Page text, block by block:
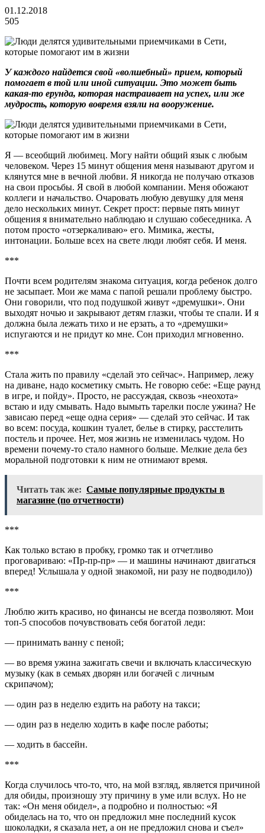
01.12.2018
505
У каждого найдется свой «волшебный» прием, который
помогает в той или иной ситуации. Это может быть
какая-то ерунда, которая настраивает на успех, или же
мудрость, которую вовремя взяли на вооружение.
Я — всеобщий любимец. Могу найти общий язык с любым
человеком. Через 15 минут общения меня называют другом и
клянутся мне в вечной любви. Я никогда не получаю отказов
на свои просьбы. Я свой в любой компании. Меня обожают
коллеги и начальство. Очаровать любую девушку для меня
дело нескольких минут. Секрет прост: первые пять минут
общения я внимательно наблюдаю и слушаю собеседника. А
потом просто «отзеркаливаю» его. Мимика, жесты,
интонации. Больше всех на свете люди любят себя. И меня.
***
Почти всем родителям знакома ситуация, когда ребенок долго
не засыпает. Мои же мама с папой решали проблему быстро.
Они говорили, что под подушкой живут «дремушки». Они
выходят ночью и закрывают детям глазки, чтобы те спали. И я
должна была лежать тихо и не ерзать, а то «дремушки»
испугаются и не придут ко мне. Сон приходил мгновенно.
***
Стала жить по правилу «сделай это сейчас». Например, лежу
на диване, надо косметику смыть. Не говорю себе: «Ещe раунд
в игре, и пойду». Просто, не рассуждая, сквозь «неохота»
встаю и иду смывать. Надо вымыть тарелки после ужина? Не
зависаю перед «еще одна серия» — сделай это сейчас. И так
во всем: посуда, кошкин туалет, белье в стирку, расстелить
постель и прочее. Нет, моя жизнь не изменилась чудом. Но
времени почему-то стало намного больше. Мелкие дела без
моральной подготовки к ним не отнимают время.
Читать так же: Самые популярные продукты в
магазине (по отчетности)
***
Как только встаю в пробку, громко так и отчетливо
проговариваю: «Пр-пр-пр» — и машины начинают двигаться
вперед! Услышала у одной знакомой, ни разу не подводило))
***
Люблю жить красиво, но финансы не всегда позволяют. Мои
топ-5 способов почувствовать себя богатой леди:
— принимать ванну с пеной;
— во время ужина зажигать свечи и включать классическую
музыку (как в семьях дворян или богачей с личным
скрипачом);
— один раз в неделю ездить на работу на такси;
— один раз в неделю ходить в кафе после работы;
— ходить в бассейн.
​​​​​​​***
Когда случилось что-то, что, на мой взгляд, является причиной
для обиды, произношу эту причину в уме или вслух. Но не
так: «Он меня обидел», а подробно и полностью: «Я
обиделась на то, что он предложил мне последний кусок
шоколадки, я сказала нет, а он не предложил снова и съел»